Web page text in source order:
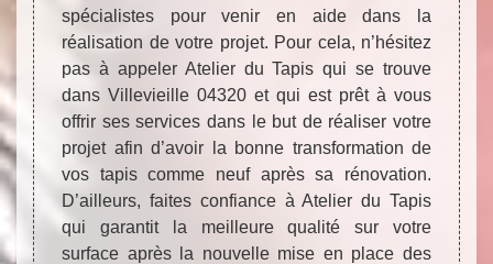
spécialistes pour venir en aide dans la
réalisation de votre projet. Pour cela, n’hésitez
pas à appeler Atelier du Tapis qui se trouve
dans Villevieille 04320 et qui est prêt à vous
offrir ses services dans le but de réaliser votre
projet afin d’avoir la bonne transformation de
vos tapis comme neuf après sa rénovation.
D’ailleurs, faites confiance à Atelier du Tapis
qui garantit la meilleure qualité sur votre
surface après la nouvelle mise en place des